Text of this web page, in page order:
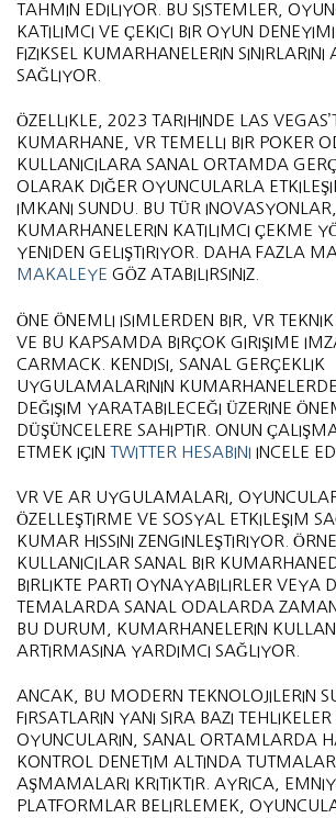
TAHMIN EDILIYOR. BU SISTEMLER,
KATILIMCI VE ÇEKICI BIR OYUN
FIZIKSEL KUMARHANELERIN SINIRLARINI
SAĞLIYOR.
ÖZELLIKLE, 2023 TARIHINDE LAS
KUMARHANE, VR TEMELLI BIR POKER
KULLANICILARA SANAL ORTAMDA
OLARAK DIĞER OYUNCULARLA
IMKANI SUNDU. BU TÜR INOVASYONLAR,
KUMARHANELERIN KATILIMCI ÇEKME
YENIDEN GELIŞTIRIYOR. DAHA FAZLA
MAKALEYE GÖZ ATABILIRSINIZ.
ÖNE ÖNEMLI ISIMLERDEN BIR, VR
VE BU KAPSAMDA BIRÇOK GIRIŞIME
CARMACK. KENDISI, SANAL GERÇEKLIK
UYGULAMALARININ
DEĞIŞIM YARATABILECEĞI ÜZERINE
DÜŞÜNCELERE SAHIPTIR. ONUN
ETMEK IÇIN TWITTER HESABINI INCELE
VR VE AR UYGULAMALARI,
ÖZELLEŞTIRME VE SOSYAL ETKILEŞIM
KUMAR HISSINI ZENGINLEŞTIRIYOR.
KULLANICILAR SANAL BIR
BIRLIKTE PARTI OYNAYABILIRLER VEYA
TEMALARDA SANAL ODALARDA ZAMAN
BU DURUM, KUMARHANELERIN
ARTIRMASINA YARDIMCI SAĞLIYOR.
ANCAK, BU MODERN TEKNOLOJILERIN
FIRSATLARIN YANI SIRA BAZI TEHLIKELER
OYUNCULARIN, SANAL ORTAMLARDA
KONTROL DENETIM ALTINDA
AŞMAMALARI KRITIKTIR. AYRICA,
PLATFORMLAR BELIRLEMEK,